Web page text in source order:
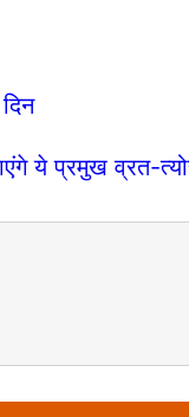
ये प्रमुख व्रत-